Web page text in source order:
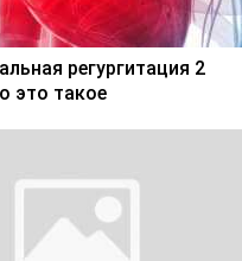
регургитация 2
это такое